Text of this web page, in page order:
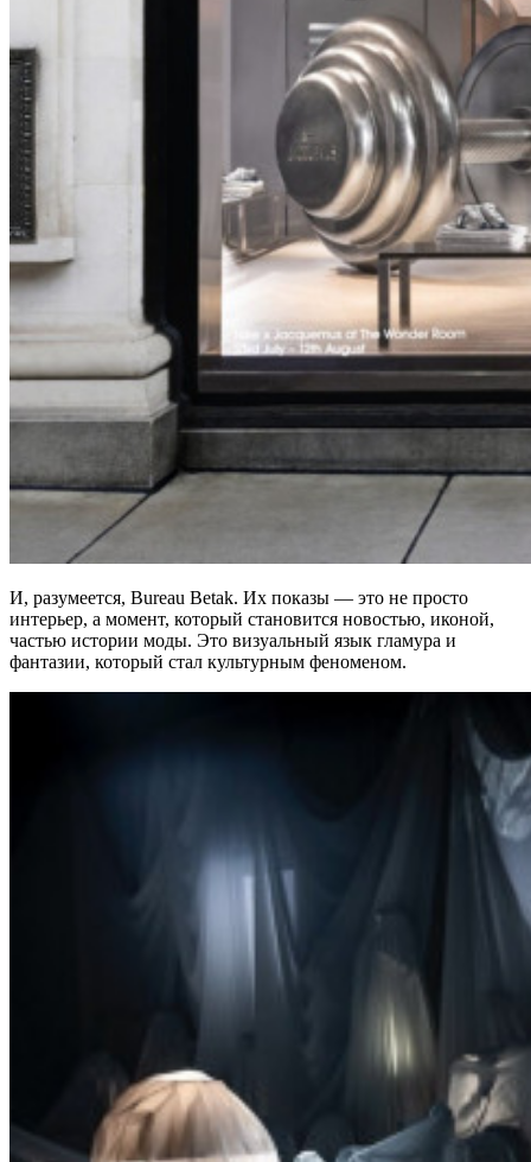
И, разумеется, Bureau Betak. Их показы — это не просто
интерьер, а момент, который становится новостью, иконой,
частью истории моды. Это визуальный язык гламура и
фантазии, который стал культурным феноменом.